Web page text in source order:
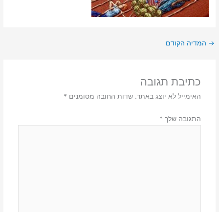
→ המדיה הקודם
כתיבת תגובה
האימייל לא יוצג באתר. שדות החובה מסומנים *
התגובה שלך *